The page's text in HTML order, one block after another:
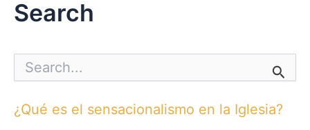
Search
c
¿Qué es el sensacionalismo en la Iglesia?